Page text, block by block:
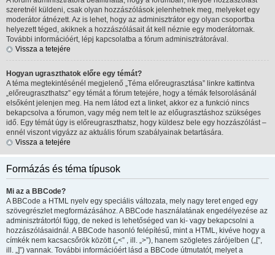
szeretnél küldeni, csak olyan hozzászólások jelenhetnek meg, melyeket egy
moderátor átnézett. Az is lehet, hogy az adminisztrátor egy olyan csoportba
helyezett téged, akiknek a hozzászólásait át kell néznie egy moderátornak.
További információért, lépj kapcsolatba a fórum adminisztrátorával.
Vissza a tetejére
Hogyan ugraszthatok előre egy témát?
A téma megtekintésénél megjelenő „Téma előreugrasztása” linkre kattintva
„előreugraszthatsz” egy témát a fórum tetejére, hogy a témák felsorolásánál
elsőként jelenjen meg. Ha nem látod ezt a linket, akkor ez a funkció nincs
bekapcsolva a fórumon, vagy még nem telt le az előugrasztáshoz szükséges
idő. Egy témát úgy is előreugraszthatsz, hogy küldesz bele egy hozzászólást –
ennél viszont vigyázz az aktuális fórum szabályainak betartására.
Vissza a tetejére
Formázás és téma típusok
Mi az a BBCode?
A BBCode a HTML nyelv egy speciális változata, mely nagy teret enged egy
szövegrészlet megformázásához. A BBCode használatának engedélyezése az
adminisztrátortól függ, de neked is lehetőséged van ki- vagy bekapcsolni a
hozzászólásaidnál. A BBCode hasonló felépítésű, mint a HTML, kivéve hogy a
címkék nem kacsacsőrök között („<” , ill. „>”), hanem szögletes zárójelben („[”,
ill. „]”) vannak. További információért lásd a BBCode útmutatót, melyet a